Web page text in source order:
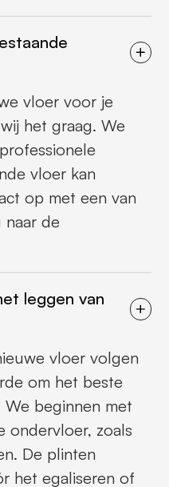
vloer voor je
het graag. We
vloer kan
op met een van
naar de
leggen van
vloer volgen
om het beste
beginnen met
ondervloer, zoals
De plinten
het egaliseren of